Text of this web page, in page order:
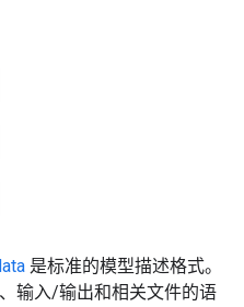
是标准的模型描述格式。
输入/输出和相关文件的语